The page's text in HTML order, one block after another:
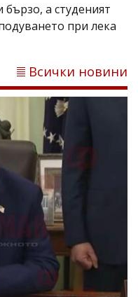
а студеният
при лека
Всички новини